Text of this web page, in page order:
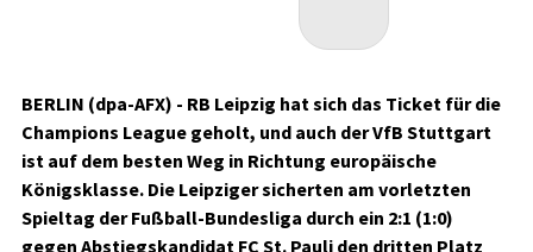
BERLIN (dpa-AFX) - RB Leipzig hat sich das Ticket für die
Champions League geholt, und auch der VfB Stuttgart
ist auf dem besten Weg in Richtung europäische
Königsklasse. Die Leipziger sicherten am vorletzten
Spieltag der Fußball-Bundesliga durch ein 2:1 (1:0)
gegen Abstiegskandidat FC St. Pauli den dritten Platz